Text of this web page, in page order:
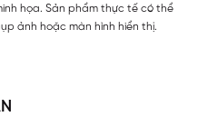
họa. Sản phẩm thực tế có thể
ảnh hoặc màn hình hiển thị.